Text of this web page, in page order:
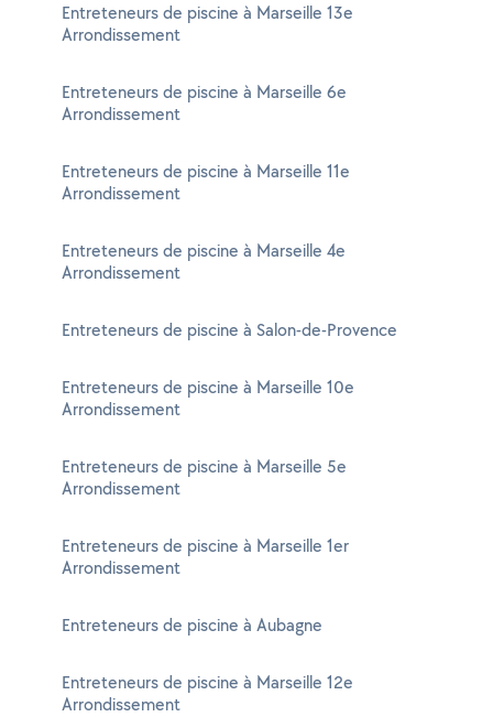
Entreteneurs de piscine à Marseille 13e
Arrondissement
Entreteneurs de piscine à Marseille 6e
Arrondissement
Entreteneurs de piscine à Marseille 11e
Arrondissement
Entreteneurs de piscine à Marseille 4e
Arrondissement
Entreteneurs de piscine à Salon-de-Provence
Entreteneurs de piscine à Marseille 10e
Arrondissement
Entreteneurs de piscine à Marseille 5e
Arrondissement
Entreteneurs de piscine à Marseille 1er
Arrondissement
Entreteneurs de piscine à Aubagne
Entreteneurs de piscine à Marseille 12e
Arrondissement